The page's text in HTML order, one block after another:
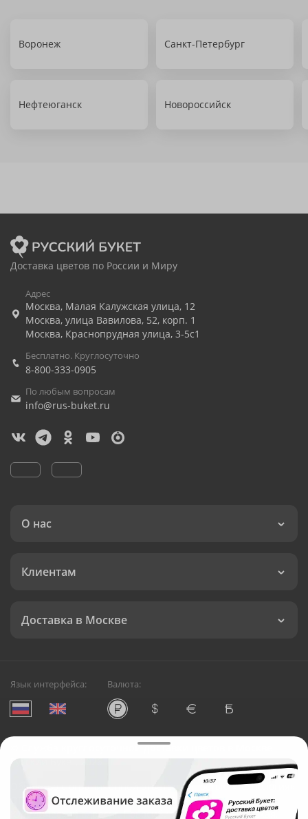
Воронеж Санкт-Петербург
Нефтеюганск Новороссийск
Доставка цветов по России и Миру
Адрес
Москва, Малая Калужская улица, 12
Москва, улица Вавилова, 52, корп. 1
Москва, Краснопрудная улица, 3-5с1
Бесплатно. Круглосуточно
8-800-333-0905
По любым вопросам
info@rus-buket.ru
О нас
Клиентам
Доставка в Москве
Язык интерфейса: Валюта:
Служба круглосуточной доставки цветов в Москве
Русский Букет, 2026
Общество с ограниченной ответственностью «Технология»
ОГРН: 1195476081745, ИНН: 5410081997
Юридический адрес: г. Новосибирск, ул. Ипподромская,